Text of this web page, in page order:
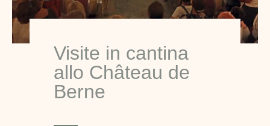
Visite in cantina
allo Château de
Berne